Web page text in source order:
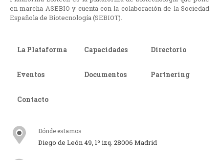
en marcha ASEBIO y cuenta con la colaboración de la Sociedad
Española de Biotecnología (SEBIOT).
La Plataforma Capacidades Directorio
Eventos Documentos Partnering
Contacto
Dónde estamos
Diego de León 49, 1º izq. 28006 Madrid